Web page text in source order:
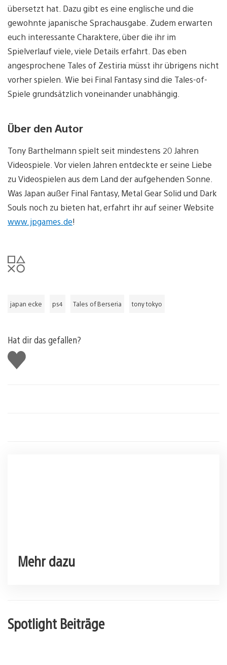
übersetzt hat. Dazu gibt es eine englische und die
gewohnte japanische Sprachausgabe. Zudem erwarten
euch interessante Charaktere, über die ihr im
Spielverlauf viele, viele Details erfahrt. Das eben
angesprochene Tales of Zestiria müsst ihr übrigens nicht
vorher spielen. Wie bei Final Fantasy sind die Tales-of-
Spiele grundsätzlich voneinander unabhängig.
Über den Autor
Tony Barthelmann spielt seit mindestens 20 Jahren
Videospiele. Vor vielen Jahren entdeckte er seine Liebe
zu Videospielen aus dem Land der aufgehenden Sonne.
Was Japan außer Final Fantasy, Metal Gear Solid und Dark
Souls noch zu bieten hat, erfahrt ihr auf seiner Website
www.jpgames.de!
japan ecke ps4 Tales of Berseria tony tokyo
Hat dir das gefallen?
Gefällt
mir
Mehr dazu
Spotlight Beiträge